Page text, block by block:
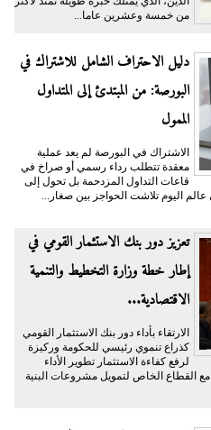
من خمسة وعشرين عاما...
دليل الاحتراف الشامل للاشتراك في
البورصة: من المبتدئ إلى المتداول
الممول
الاشتراك في البورصة لم يعد عملية
معقدة تتطلب رداء رسمي أو صراخ في
قاعات التداول المزدحمة بل تحول إلى
اليوم تلاشت الحواجز بين صغار...
تعزيز دور بنك الاستثمار القومي في
إطار خطة وزارة التخطيط والتنمية
الاقتصادية...
الارتقاء بأداء دور بنك الاستثمار القومي
كذراع تنموي رئيسي للحكومة وركيزة
لرفع كفاءة الاستثمار تطوير الأداء
القطاع الخاص لتمويل مشروعات البنية